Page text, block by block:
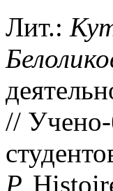
Лит.:
// Учено-
P.